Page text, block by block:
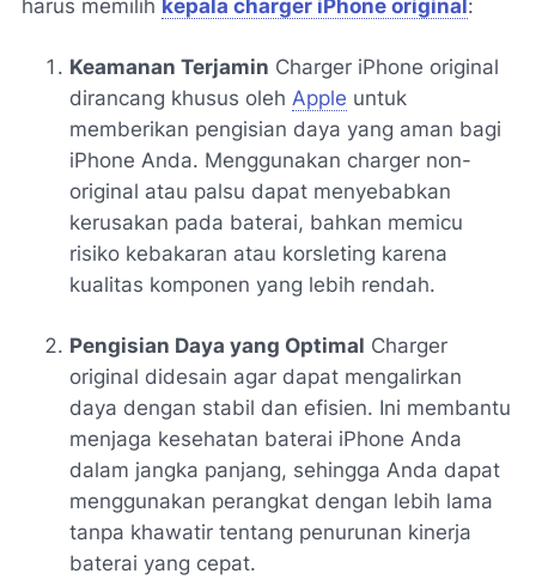
harus memilih kepala charger iPhone original:
Keamanan Terjamin Charger iPhone original
dirancang khusus oleh Apple untuk
memberikan pengisian daya yang aman bagi
iPhone Anda. Menggunakan charger non-
original atau palsu dapat menyebabkan
kerusakan pada baterai, bahkan memicu
risiko kebakaran atau korsleting karena
kualitas komponen yang lebih rendah.
Pengisian Daya yang Optimal Charger
original didesain agar dapat mengalirkan
daya dengan stabil dan efisien. Ini membantu
menjaga kesehatan baterai iPhone Anda
dalam jangka panjang, sehingga Anda dapat
menggunakan perangkat dengan lebih lama
tanpa khawatir tentang penurunan kinerja
baterai yang cepat.